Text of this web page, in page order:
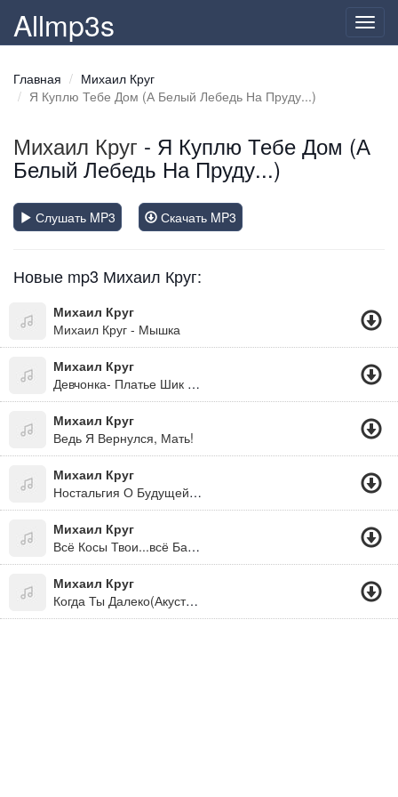
Allmp3s
Главная
Михаил Круг
Я Куплю Тебе Дом (А Белый Лебедь На Пруду...)
Михаил Круг - Я Куплю Тебе Дом (А
Белый Лебедь На Пруду...)
Слушать MP3 Скачать MP3
Новые mp3 Михаил Круг:
Михаил Круг
Михаил Круг - Мышка
Михаил Круг
Девчонка- Платье Шик Аля Париж
Михаил Круг
Ведь Я Вернулся, Мать!
Михаил Круг
Ностальгия О Будущей Любви "Альбом: Вольная Песня (2005)"
Михаил Круг
Всё Косы Твои...всё Бантики
Михаил Круг
Когда Ты Далеко(Акустика)